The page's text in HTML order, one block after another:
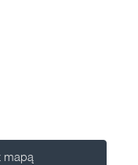
mapą